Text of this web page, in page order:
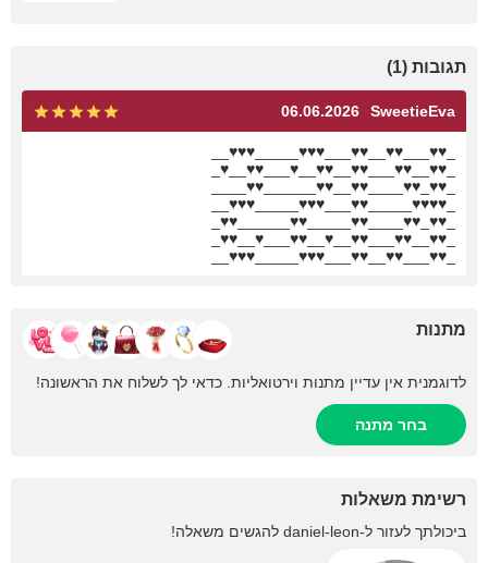
תגובות (1)
SweetieEva
06.06.2026
_♥♥___♥♥__♥♥___♥♥♥_____♥♥♥__
_♥♥__♥♥___♥♥__♥♥__♥___♥♥__♥_
_♥♥_♥♥____♥♥__♥♥______♥♥____
_♥♥♥♥_____♥♥___♥♥♥_____♥♥♥__
_♥♥_♥♥____♥♥_____♥♥______♥♥_
_♥♥__♥♥___♥♥__♥__♥♥___♥__♥♥_
_♥♥___♥♥__♥♥___♥♥♥_____♥♥♥__
מתנות
לדוגמנית אין עדיין מתנות וירטואליות. כדאי לך לשלוח את הראשונה!
בחר מתנה
רשימת משאלות
ביכולתך לעזור ל-daniel-leon להגשים משאלה!